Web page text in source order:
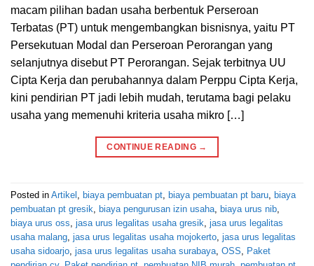
macam pilihan badan usaha berbentuk Perseroan
Terbatas (PT) untuk mengembangkan bisnisnya, yaitu PT
Persekutuan Modal dan Perseroan Perorangan yang
selanjutnya disebut PT Perorangan. Sejak terbitnya UU
Cipta Kerja dan perubahannya dalam Perppu Cipta Kerja,
kini pendirian PT jadi lebih mudah, terutama bagi pelaku
usaha yang memenuhi kriteria usaha mikro […]
CONTINUE READING →
Posted in Artikel biaya pembuatan pt biaya pembuatan pt baru biaya
pembuatan pt gresik biaya pengurusan izin usaha biaya urus nib
biaya urus oss jasa urus legalitas usaha gresik jasa urus legalitas
usaha malang jasa urus legalitas usaha mojokerto jasa urus legalitas
usaha sidoarjo jasa urus legalitas usaha surabaya OSS
Paket